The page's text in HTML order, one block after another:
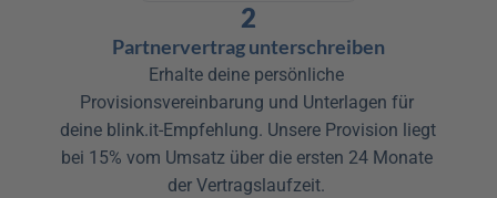
2
Partnervertrag unterschreiben
Erhalte deine persönliche
Provisionsvereinbarung und Unterlagen für
deine blink.it-Empfehlung. Unsere Provision liegt
bei 15% vom Umsatz über die ersten 24 Monate
der Vertragslaufzeit.